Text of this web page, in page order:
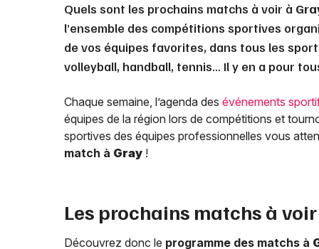
Quels sont les prochains matchs à voir à
l’ensemble des compétitions sportives
de vos équipes favorites, dans tous les
volleyball, handball, tennis… Il y en a pour
Chaque semaine, l’agenda des événements
équipes de la région lors de compétitions et
sportives des équipes professionnelles vous
match à Gray !
Les prochains matchs à
Découvrez donc le programme des matchs à